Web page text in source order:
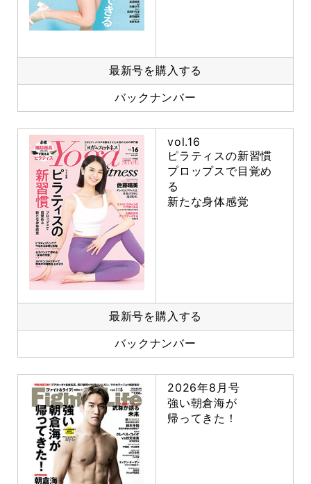
最新号を購入する
バックナンバー
vol.16
ピラティスの新習慣
プロップスで目覚め
る
新たな身体感覚
最新号を購入する
バックナンバー
2026年8月号
強い朝倉海が
帰ってきた！